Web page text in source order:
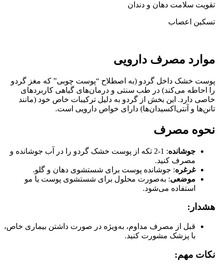
تقویت سلامت دهان و دندان
تسکین اعصاب
موارد مصرف دارویی
پوست خشک داخل گردو (به اصطلاح “پوست چوبی” که مغز گردو
را احاطه می‌کند) در طب سنتی و درمان‌های گیاهی کاربردهای
خاصی دارد. این بخش از گردو به دلیل ترکیبات خاص خود (مانند
تانن‌ها و آنتی‌اکسیدان‌ها) دارای خواص دارویی است.
نحوه مصرف
جوشانده
: 1-2 تکه از پوست خشک گردو را در آب جوشانده و
مصرف کنید.
غرغره: جوشانده پوست برای شستشوی دهان و گلو.
موضعی: به‌صورت محلول برای شستشوی پوست یا مو
استفاده می‌شود.
هشدار:
قبل از مصرف مداوم، به‌ویژه در صورت داشتن بیماری خاص،
با پزشک مشورت کنید.
نکات مهم: